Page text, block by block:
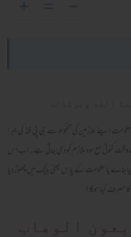
الله وبركاته
اپنے ملازمین کی تنخواہ سے جی پی فنڈ کی جبرا
وقت کٹوتی مع سود ملازم کودی جاتی ہے۔ اب اس
یا حکومت کے پا س یعنی بینک میں چھوڑ دیا
مصرف کیا ہوگا؟
الوهاب